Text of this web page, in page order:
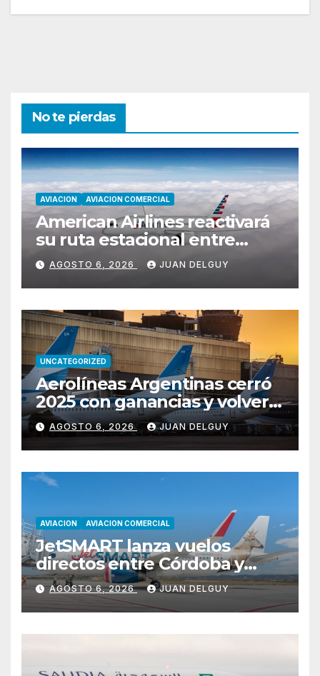
No te pierdas
AVIACION AVIACION COMERCIAL
American Airlines reactivará
su ruta estacional entre
Miami y Montevideo con
vuelos diarios
AGOSTO 6, 2026 JUAN DELGUY
UNCATEGORIZED
Aerolíneas Argentinas cerró
2025 con ganancias y volverá
a pagar impuesto a las
ganancias
AGOSTO 6, 2026 JUAN DELGUY
AVIACION AVIACION COMERCIAL
JetSMART lanza vuelos
directos entre Córdoba y
Florianópolis
AGOSTO 6, 2026 JUAN DELGUY